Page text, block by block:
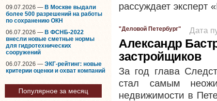
09.07.2026 — В Москве выдали
более 500 разрешений на работы
по сохранению ОКН
06.07.2026 — В ФСНБ-2022
внесли новые сметные нормы
для гидротехнических
сооружений
06.07.2026 — ЭКГ-рейтинг: новые
критерии оценки и охват компаний
Популярное за месяц
рассуждает
"Деловой Петербург" Дата
Александр
застройщиков
За год глава
стал самым
недвижимости в